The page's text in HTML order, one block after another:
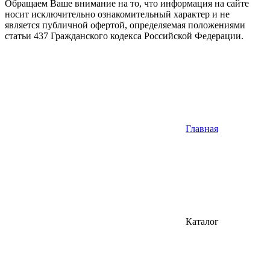
Обращаем Ваше внимание на то, что информация на сайте
носит исключительно ознакомительный характер и не
является публичной офертой, определяемая положениями
статьи 437 Гражданского кодекса Российской Федерации.
Главная
Каталог